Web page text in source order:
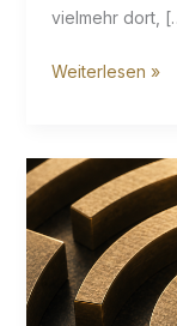
vielmehr dort,
Funktionale
nicht
zufällig
Weiterlesen »